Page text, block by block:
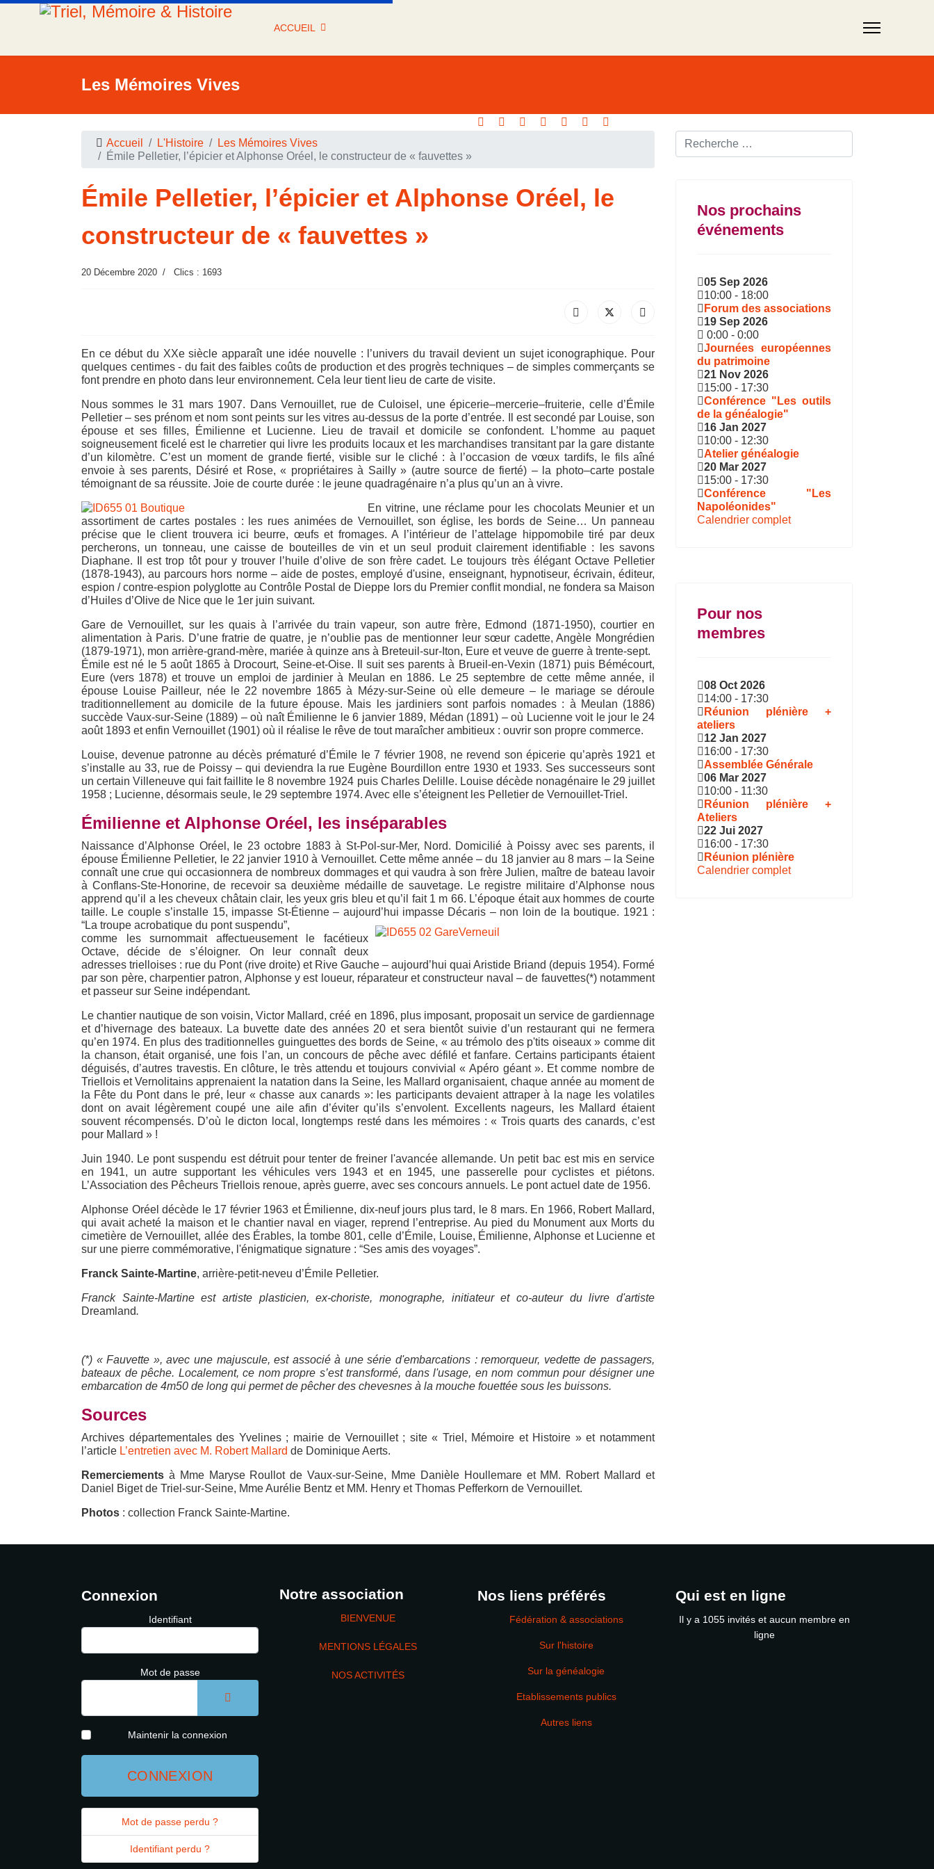
ACCUEIL
Les Mémoires Vives
Accueil L'Histoire
Les Mémoires Vives
Émile Pelletier, l’épicier et Alphonse Oréel, le constructeur de « fauvettes »
Rechercher ...
Émile Pelletier, l’épicier et Alphonse Oréel, le
constructeur de « fauvettes »
20 Décembre 2020 Clics : 1693
En ce début du XXe siècle apparaît une idée nouvelle : l’univers du travail devient un sujet iconographique. Pour
quelques centimes - du fait des faibles coûts de production et des progrès techniques – de simples commerçants se
font prendre en photo dans leur environnement. Cela leur tient lieu de carte de visite.
Nous sommes le 31 mars 1907. Dans Vernouillet, rue de Culoisel, une épicerie–mercerie–fruiterie, celle d’Émile
Pelletier – ses prénom et nom sont peints sur les vitres au-dessus de la porte d’entrée. Il est secondé par Louise, son
épouse et ses filles, Émilienne et Lucienne. Lieu de travail et domicile se confondent. L’homme au paquet
soigneusement ficelé est le charretier qui livre les produits locaux et les marchandises transitant par la gare distante
d’un kilomètre. C’est un moment de grande fierté, visible sur le cliché : à l’occasion de vœux tardifs, le fils aîné
envoie à ses parents, Désiré et Rose, « propriétaires à Sailly » (autre source de fierté) – la photo–carte postale
témoignant de sa réussite. Joie de courte durée : le jeune quadragénaire n’a plus qu’un an à vivre.
En vitrine, une réclame pour les chocolats Meunier et un
assortiment de cartes postales : les rues animées de Vernouillet, son église, les bords de Seine… Un panneau
précise que le client trouvera ici beurre, œufs et fromages. A l’intérieur de l’attelage hippomobile tiré par deux
percherons, un tonneau, une caisse de bouteilles de vin et un seul produit clairement identifiable : les savons
Diaphane. Il est trop tôt pour y trouver l’huile d’olive de son frère cadet. Le toujours très élégant Octave Pelletier
(1878-1943), au parcours hors norme – aide de postes, employé d'usine, enseignant, hypnotiseur, écrivain, éditeur,
espion / contre-espion polyglotte au Contrôle Postal de Dieppe lors du Premier conflit mondial, ne fondera sa Maison
d’Huiles d’Olive de Nice que le 1er juin suivant.
Gare de Vernouillet, sur les quais à l’arrivée du train vapeur, son autre frère, Edmond (1871-1950), courtier en
alimentation à Paris. D’une fratrie de quatre, je n’oublie pas de mentionner leur sœur cadette, Angèle Mongrédien
(1879-1971), mon arrière-grand-mère, mariée à quinze ans à Breteuil-sur-Iton, Eure et veuve de guerre à trente-sept.
Émile est né le 5 août 1865 à Drocourt, Seine-et-Oise. Il suit ses parents à Brueil-en-Vexin (1871) puis Bémécourt,
Eure (vers 1878) et trouve un emploi de jardinier à Meulan en 1886. Le 25 septembre de cette même année, il
épouse Louise Pailleur, née le 22 novembre 1865 à Mézy-sur-Seine où elle demeure – le mariage se déroule
traditionnellement au domicile de la future épouse. Mais les jardiniers sont parfois nomades : à Meulan (1886)
succède Vaux-sur-Seine (1889) – où naît Émilienne le 6 janvier 1889, Médan (1891) – où Lucienne voit le jour le 24
août 1893 et enfin Vernouillet (1901) où il réalise le rêve de tout maraîcher ambitieux : ouvrir son propre commerce.
Louise, devenue patronne au décès prématuré d’Émile le 7 février 1908, ne revend son épicerie qu’après 1921 et
s’installe au 33, rue de Poissy – qui deviendra la rue Eugène Bourdillon entre 1930 et 1933. Ses successeurs sont
un certain Villeneuve qui fait faillite le 8 novembre 1924 puis Charles Delille. Louise décède nonagénaire le 29 juillet
1958 ; Lucienne, désormais seule, le 29 septembre 1974. Avec elle s’éteignent les Pelletier de Vernouillet-Triel.
Émilienne et Alphonse Oréel, les inséparables
Naissance d’Alphonse Oréel, le 23 octobre 1883 à St-Pol-sur-Mer, Nord. Domicilié à Poissy avec ses parents, il
épouse Émilienne Pelletier, le 22 janvier 1910 à Vernouillet. Cette même année – du 18 janvier au 8 mars – la Seine
connaît une crue qui occasionnera de nombreux dommages et qui vaudra à son frère Julien, maître de bateau lavoir
à Conflans-Ste-Honorine, de recevoir sa deuxième médaille de sauvetage. Le registre militaire d’Alphonse nous
apprend qu’il a les cheveux châtain clair, les yeux gris bleu et qu’il fait 1 m 66. L’époque était aux hommes de courte
taille. Le couple s’installe 15, impasse St-Étienne – aujourd’hui impasse Décaris – non loin de la boutique. 1921 :
“La troupe acrobatique du pont suspendu”,
comme les surnommait affectueusement le facétieux
Octave, décide de s’éloigner. On leur connaît deux
adresses trielloises : rue du Pont (rive droite) et Rive Gauche – aujourd’hui quai Aristide Briand (depuis 1954). Formé
par son père, charpentier patron, Alphonse y est loueur, réparateur et constructeur naval – de fauvettes(*) notamment
et passeur sur Seine indépendant.
Le chantier nautique de son voisin, Victor Mallard, créé en 1896, plus imposant, proposait un service de gardiennage
et d’hivernage des bateaux. La buvette date des années 20 et sera bientôt suivie d’un restaurant qui ne fermera
qu’en 1974. En plus des traditionnelles guinguettes des bords de Seine, « au trémolo des p'tits oiseaux » comme dit
la chanson, était organisé, une fois l’an, un concours de pêche avec défilé et fanfare. Certains participants étaient
déguisés, d’autres travestis. En clôture, le très attendu et toujours convivial « Apéro géant ». Et comme nombre de
Triellois et Vernolitains apprenaient la natation dans la Seine, les Mallard organisaient, chaque année au moment de
la Fête du Pont dans le pré, leur « chasse aux canards »: les participants devaient attraper à la nage les volatiles
dont on avait légèrement coupé une aile afin d’éviter qu’ils s’envolent. Excellents nageurs, les Mallard étaient
souvent récompensés. D’où le dicton local, longtemps resté dans les mémoires : « Trois quarts des canards, c’est
pour Mallard » !
Juin 1940. Le pont suspendu est détruit pour tenter de freiner l'avancée allemande. Un petit bac est mis en service
en 1941, un autre supportant les véhicules vers 1943 et en 1945, une passerelle pour cyclistes et piétons.
L’Association des Pêcheurs Triellois renoue, après guerre, avec ses concours annuels. Le pont actuel date de 1956.
Alphonse Oréel décède le 17 février 1963 et Émilienne, dix-neuf jours plus tard, le 8 mars. En 1966, Robert Mallard,
qui avait acheté la maison et le chantier naval en viager, reprend l’entreprise. Au pied du Monument aux Morts du
cimetière de Vernouillet, allée des Érables, la tombe 801, celle d’Émile, Louise, Émilienne, Alphonse et Lucienne et
sur une pierre commémorative, l'énigmatique signature : “Ses amis des voyages”.
Franck Sainte-Martine, arrière-petit-neveu d’Émile Pelletier.
Franck Sainte-Martine est artiste plasticien, ex-choriste, monographe, initiateur et co-auteur du livre d'artiste
Dreamland.
(*) « Fauvette », avec une majuscule, est associé à une série d'embarcations : remorqueur, vedette de passagers,
bateaux de pêche. Localement, ce nom propre s’est transformé, dans l'usage, en nom commun pour désigner une
embarcation de 4m50 de long qui permet de pêcher des chevesnes à la mouche fouettée sous les buissons.
Sources
Archives départementales des Yvelines ; mairie de Vernouillet ; site « Triel, Mémoire et Histoire » et notamment
l’article L’entretien avec M. Robert Mallard de Dominique Aerts.
Remerciements à Mme Maryse Roullot de Vaux-sur-Seine, Mme Danièle Houllemare et MM. Robert Mallard et
Daniel Biget de Triel-sur-Seine, Mme Aurélie Bentz et MM. Henry et Thomas Pefferkorn de Vernouillet.
Photos : collection Franck Sainte-Martine.
Nos prochains
événements
05 Sep 2026
10:00 - 18:00
Forum des associations
19 Sep 2026
0:00 - 0:00
Journées européennes
du patrimoine
21 Nov 2026
15:00 - 17:30
Conférence "Les outils
de la généalogie"
16 Jan 2027
10:00 - 12:30
Atelier généalogie
20 Mar 2027
15:00 - 17:30
Conférence "Les
Napoléonides"
Calendrier complet
Pour nos
membres
08 Oct 2026
14:00 - 17:30
Réunion plénière +
ateliers
12 Jan 2027
16:00 - 17:30
Assemblée Générale
06 Mar 2027
10:00 - 11:30
Réunion plénière +
Ateliers
22 Jui 2027
16:00 - 17:30
Réunion plénière
Calendrier complet
Connexion
Identifiant
Mot de passe
AFFICHER LE MOT DE PASSE
Maintenir la connexion
CONNEXION
Mot de passe perdu ?
Identifiant perdu ?
Notre association
BIENVENUE
MENTIONS LÉGALES
NOS ACTIVITÉS
Nos liens préférés
Fédération & associations
Sur l'histoire
Sur la généalogie
Etablissements publics
Autres liens
Qui est en ligne
Il y a 1055 invités et aucun membre en
ligne